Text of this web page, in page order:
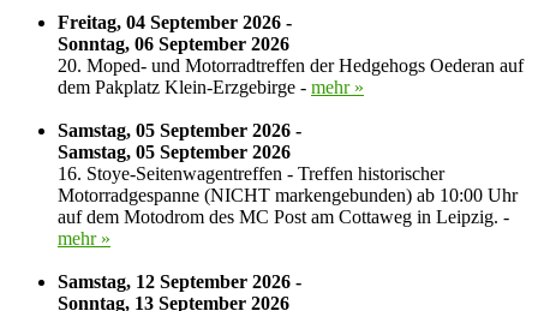
Freitag, 04 September 2026 -
Sonntag, 06 September 2026
20. Moped- und Motorradtreffen der Hedgehogs Oederan auf
dem Pakplatz Klein-Erzgebirge - mehr »
Samstag, 05 September 2026 -
Samstag, 05 September 2026
16. Stoye-Seitenwagentreffen - Treffen historischer
Motorradgespanne (NICHT markengebunden) ab 10:00 Uhr
auf dem Motodrom des MC Post am Cottaweg in Leipzig. -
mehr »
Samstag, 12 September 2026 -
Sonntag, 13 September 2026